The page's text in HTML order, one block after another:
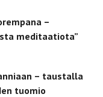
–
meditaatiota”
– taustalla
tuomio